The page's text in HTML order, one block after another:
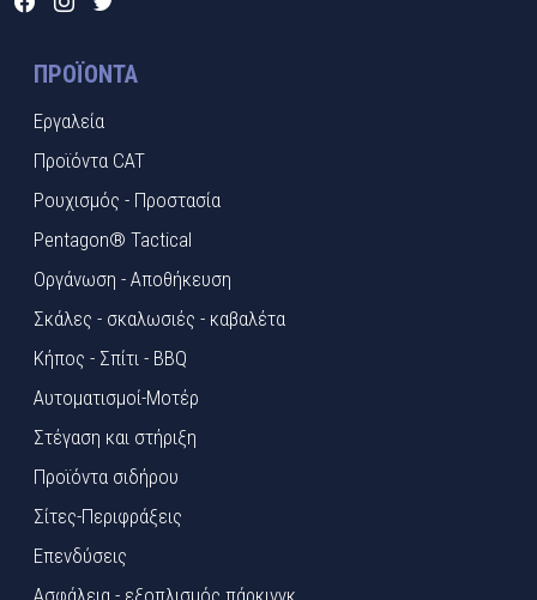
ΠΡΟΪΌΝΤΑ
Εργαλεία
Προϊόντα CAT
Ρουχισμός - Προστασία
Pentagon® Tactical
Οργάνωση - Αποθήκευση
Σκάλες - σκαλωσιές - καβαλέτα
Κήπος - Σπίτι - BBQ
Αυτοματισμοί-Μοτέρ
Στέγαση και στήριξη
Προϊόντα σιδήρου
Σίτες-Περιφράξεις
Επενδύσεις